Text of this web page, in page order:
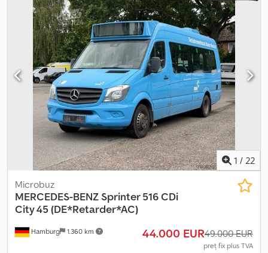
încălzitor staționar, Mercedes-Benz Sprinter 516 CDI City, prima
înmatriculare, vehicul german, 17 locuri, 9 locuri în picioare,
transmisie automată, sistem de climatizare performant, Euro 6d,
ușă electrică. Cedezg Sihjpfx Agnerf Posibilitate de schimb și de a
oferi mașina actuală ca avans. Preț net: 68.000 € Vă invităm să
verificați personal starea optică și tehnică la sediul nostru. Vă
oferim asistență pentru export: confirmare oficială a datelor
vehiculului pentru omologarea în țara de destinație, declarație de
la furnizor, întocmire documente de export, obținere plăcuțe de
înmatriculare temporare, dacă este necesar. -O inspecție și un
test de condus sunt posibile oricând, inclusiv în weekend, după o
programare telefonică! Evaluarea și transportul vehiculului se fac
la cerere. Vizitați pagina noastră de Facebook.
1 / 22
Hamburg 1.360 km
Microbuz
MERCEDES-BENZ Sprinter 516 CDi
City 45 (DE*Retarder*AC)
44.000 EUR49.000 EUR
preț fix plus TVA